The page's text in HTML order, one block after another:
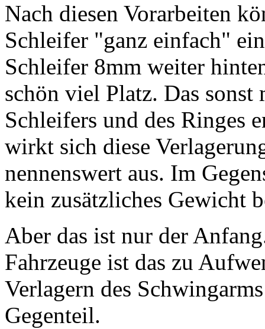
Nach diesen Vorarbeiten
Schleifer "ganz einfach"
Schleifer 8mm weiter
schön viel Platz. Das
Schleifers und des Ringes
wirkt sich diese
nennenswert aus. Im
kein zusätzliches Gewicht
Aber das ist nur der
Fahrzeuge ist das zu
Verlagern des
Gegenteil.